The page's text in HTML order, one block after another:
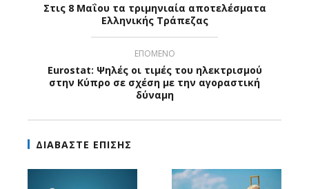
Στις 8 Μαΐου τα τριμηνιαία αποτελέσματα
Ελληνικής Τράπεζας
ΕΠΟΜΕΝΟ
Eurostat: Ψηλές οι τιμές του ηλεκτρισμού
στην Κύπρο σε σχέση με την αγοραστική
δύναμη
ΔΙΑΒΑΣΤΕ ΕΠΙΣΗΣ